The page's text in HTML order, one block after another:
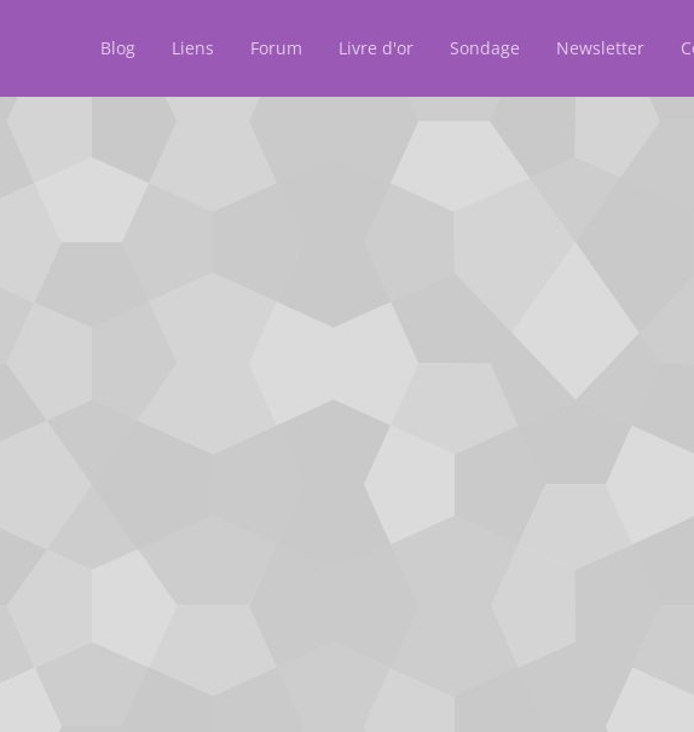
Blog Liens Forum Livre d'or Sondage Newsletter